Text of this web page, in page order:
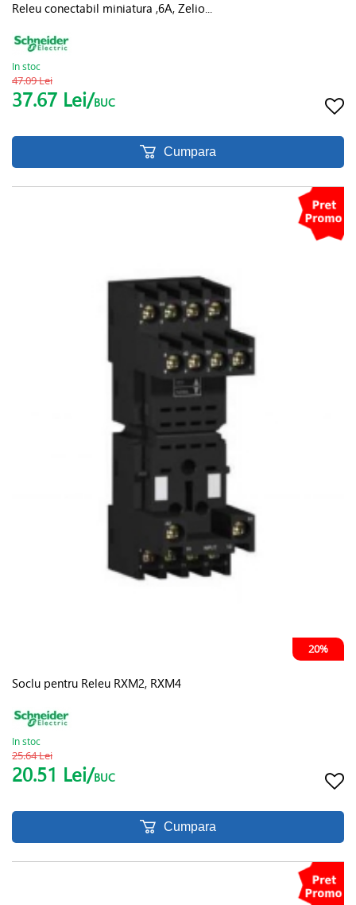
Releu conectabil miniatura ,6A, Zelio...
In stoc
47.09 Lei
37.67 Lei/BUC
Cumpara
20%
Soclu pentru Releu RXM2, RXM4
In stoc
25.64 Lei
20.51 Lei/BUC
Cumpara